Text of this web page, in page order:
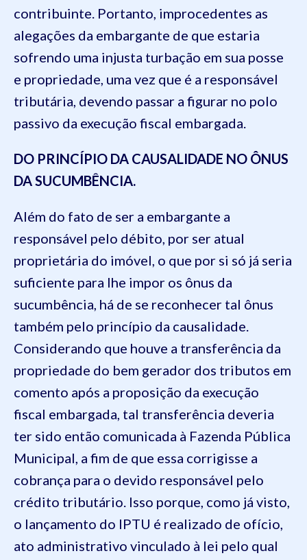
contribuinte. Portanto, improcedentes as
alegações da embargante de que estaria
sofrendo uma injusta turbação em sua posse
e propriedade, uma vez que é a responsável
tributária, devendo passar a figurar no polo
passivo da execução fiscal embargada.
DO PRINCÍPIO DA CAUSALIDADE NO ÔNUS
DA SUCUMBÊNCIA.
Além do fato de ser a embargante a
responsável pelo débito, por ser atual
proprietária do imóvel, o que por si só já seria
suficiente para lhe impor os ônus da
sucumbência, há de se reconhecer tal ônus
também pelo princípio da causalidade.
Considerando que houve a transferência da
propriedade do bem gerador dos tributos em
comento após a proposição da execução
fiscal embargada, tal transferência deveria
ter sido então comunicada à Fazenda Pública
Municipal, a fim de que essa corrigisse a
cobrança para o devido responsável pelo
crédito tributário. Isso porque, como já visto,
o lançamento do IPTU é realizado de ofício,
ato administrativo vinculado à lei pelo qual